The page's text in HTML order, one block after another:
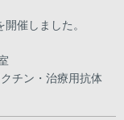
開催しました。
チン・治療用抗体